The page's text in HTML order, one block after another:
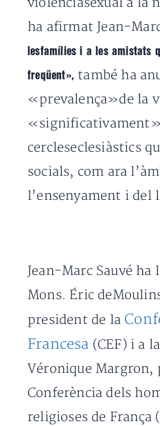
ha afirmat Jean-
lesfamílies i a les amistats
freqüent», també ha
«prevalença»de la
cercleseclesiàstics
socials, com ara
l’ensenyament i del
Jean-Marc Sauvé
Mons. Éric
president de la
Francesa (CEF) i a
Véronique Margron,
Conferència dels
religioses de França